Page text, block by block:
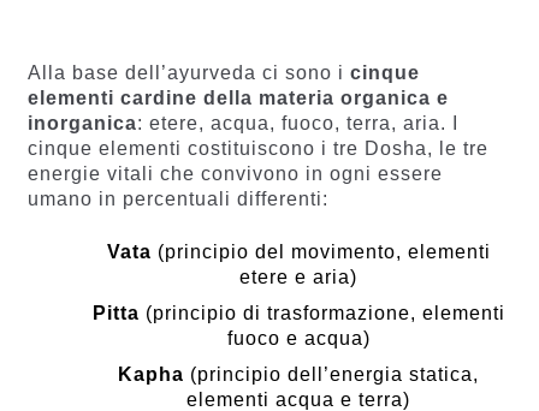
i
recensio
ni
Alla base dell’ayurveda ci sono i cinque
elementi cardine della materia organica e
inorganica: etere, acqua, fuoco, terra, aria. I
cinque elementi costituiscono i tre Dosha, le tre
energie vitali che convivono in ogni essere
umano in percentuali differenti:
Vata (principio del movimento, elementi
etere e aria)
Pitta (principio di trasformazione, elementi
fuoco e acqua)
Kapha (principio dell’energia statica,
elementi acqua e terra)